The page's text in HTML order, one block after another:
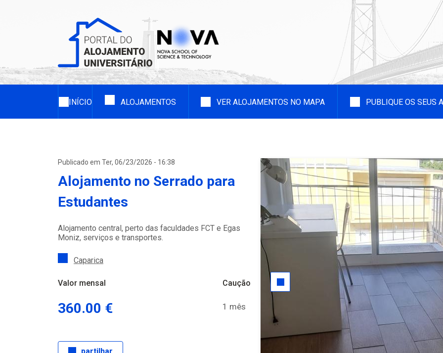
Navegação
principal
INÍCIO ALOJAMENTOS VER ALOJAMENTOS NO MAPA PUBLIQUE OS SEUS
Publicado em Ter, 06/23/2026 - 16:38
Alojamento no Serrado para
Estudantes
Alojamento central, perto das faculdades FCT e Egas
Moniz, serviços e transportes.
Caparica
Valor mensal
360.00 €
Caução
1 mês
partilhar